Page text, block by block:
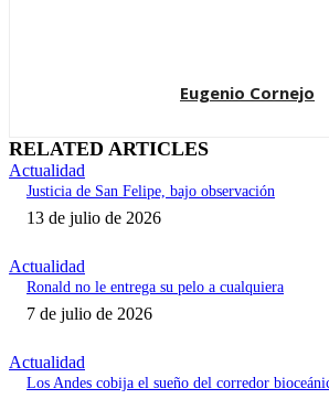
Eugenio Cornejo
RELATED ARTICLES
Actualidad
Justicia de San Felipe, bajo observación
13 de julio de 2026
Actualidad
Ronald no le entrega su pelo a cualquiera
7 de julio de 2026
Actualidad
Los Andes cobija el sueño del corredor